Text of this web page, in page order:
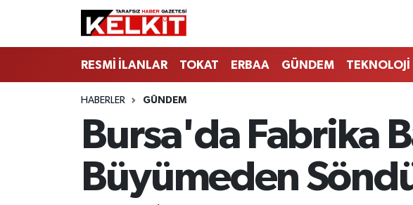
RESMİ İLANLAR TOKAT ERBAA GÜNDEM TEKNOLOJİ
HABERLER GÜNDEM
Bursa'da Fabrika
Büyümeden